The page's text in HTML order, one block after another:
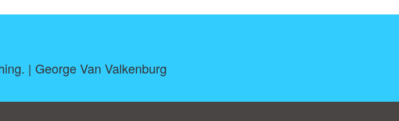
| George Van Valkenburg